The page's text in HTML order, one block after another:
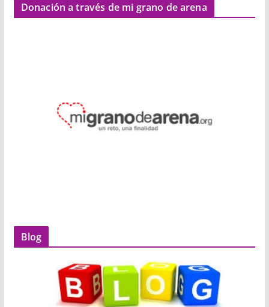
Donación a través de mi grano de arena
Blog